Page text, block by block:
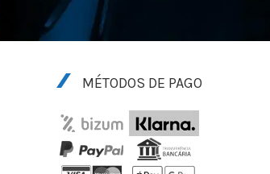
MÉTODOS DE PAGO